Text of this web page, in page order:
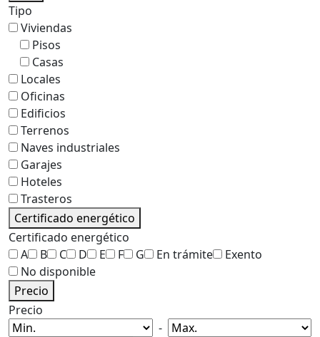
Tipo
Viviendas
Pisos
Casas
Locales
Oficinas
Edificios
Terrenos
Naves industriales
Garajes
Hoteles
Trasteros
Certificado energético
Certificado energético
A
B C D E F G En trámite
Exento
No disponible
Precio
Precio
-